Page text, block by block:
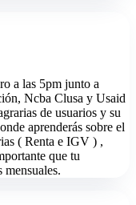
a las 5pm junto a
Ncba Clusa y Usaid
de usuarios y su
aprenderás sobre el
( Renta e IGV ) ,
que tu
mensuales.